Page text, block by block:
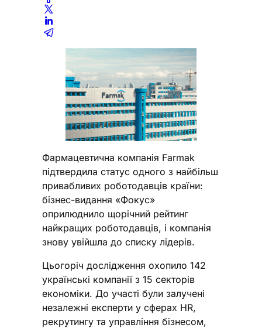
Фармацевтична компанія Farmak
підтвердила статус одного з найбільш
привабливих роботодавців країни:
бізнес-видання «Фокус»
оприлюднило щорічний рейтинг
найкращих роботодавців, і компанія
знову увійшла до списку лідерів.
Цьогоріч дослідження охопило 142
українські компанії з 15 секторів
економіки. До участі були залучені
незалежні експерти у сферах HR,
рекрутингу та управління бізнесом,